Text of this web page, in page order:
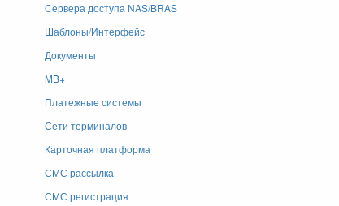
Сервера доступа NAS/BRAS
Шаблоны/Интерфейс
Документы
MB+
Платежные системы
Сети терминалов
Карточная платформа
СМС рассылка
СМС регистрация